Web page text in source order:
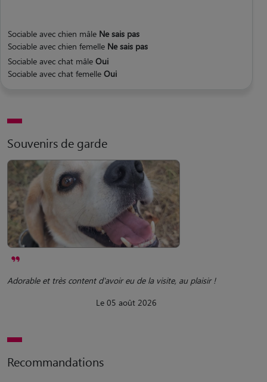
Sociable avec chien mâle Ne sais pas
Sociable avec chien femelle Ne sais pas
Sociable avec chat mâle Oui
Sociable avec chat femelle Oui
Souvenirs de garde
Adorable et très content d'avoir eu de la visite, au plaisir !
Le 05 août 2026
Recommandations